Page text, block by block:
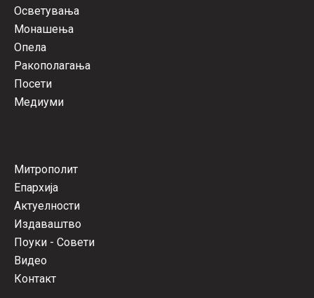
Осветувања
Монашења
Опела
Ракополагања
Посети
Медиуми
Митрополит
Епархија
Актуелности
Издаваштво
Поуки - Совети
Видео
Контакт